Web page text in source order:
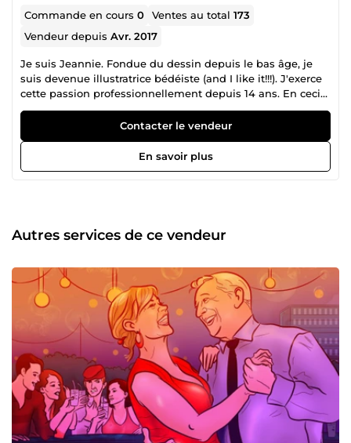
Commande en cours0 Ventes au total173
Vendeur depuisAvr. 2017
Je suis Jeannie. Fondue du dessin depuis le bas âge, je
suis devenue illustratrice bédéiste (and I like it!!!). J'exerce
cette passion professionnellement depuis 14 ans. En ceci
et en animation video je suis freelancer depuis 2015.
Contacter le vendeur
En savoir plus
Autres services de ce vendeur